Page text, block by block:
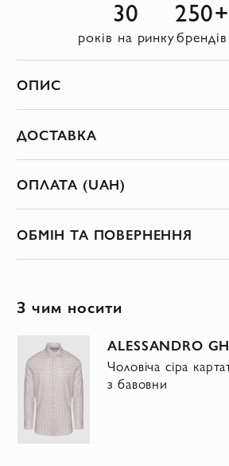
30
років на ринку
250+
брендів
ОПИС
ДОСТАВКА
ОПЛАТА (UAH)
ОБМІН ТА ПОВЕРНЕННЯ
З чим носити
ALESSANDRO
Чоловіча сіра
з бавовни